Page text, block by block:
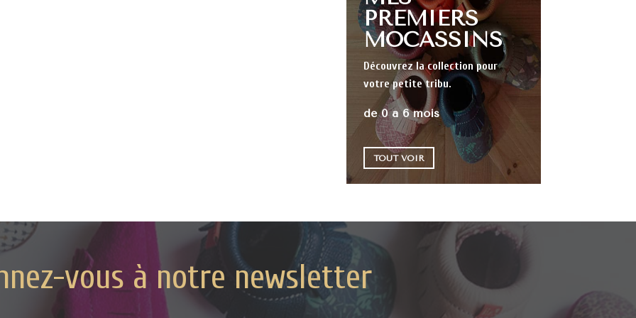
PREMIERS
MOCASSINS
Découvrez la collection pour
votre petite tribu.
de 0 à 6 mois
TOUT VOIR
vous à notre newsletter